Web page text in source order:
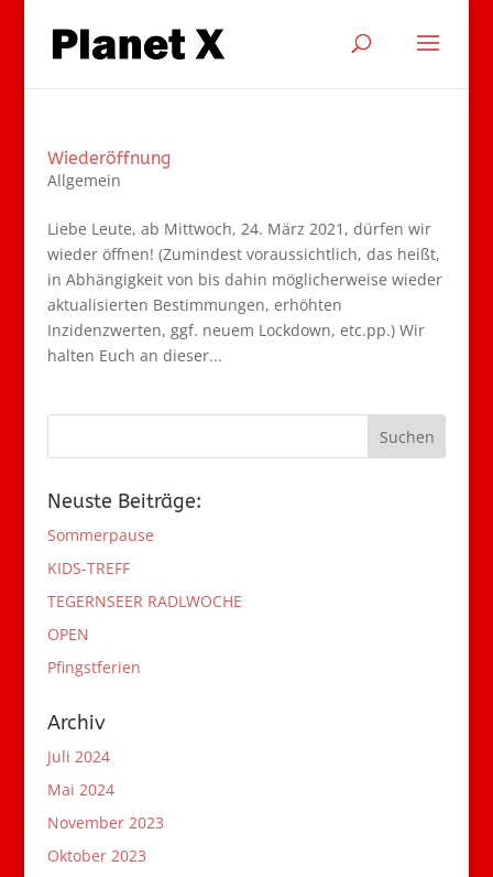
Wiederöffnung
Allgemein
Liebe Leute, ab Mittwoch, 24. März 2021, dürfen wir
wieder öffnen! (Zumindest voraussichtlich, das heißt,
in Abhängigkeit von bis dahin möglicherweise wieder
aktualisierten Bestimmungen, erhöhten
Inzidenzwerten, ggf. neuem Lockdown, etc.pp.) Wir
halten Euch an dieser...
Neuste Beiträge:
Sommerpause
KIDS-TREFF
TEGERNSEER RADLWOCHE
OPEN
Pfingstferien
Archiv
Juli 2024
Mai 2024
November 2023
Oktober 2023